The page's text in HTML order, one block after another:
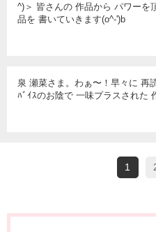
^)＞ 皆さんの 作品から パワーを
品を 書いていきます(o^-')b
泉 瀬菜さま。わぁ〜！早々に 再
ﾊﾞｲｽのお陰で 一味プラスされた
1